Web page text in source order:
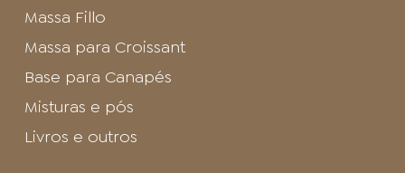
Massa Fillo
Massa para Croissant
Base para Canapés
Misturas e pós
Livros e outros